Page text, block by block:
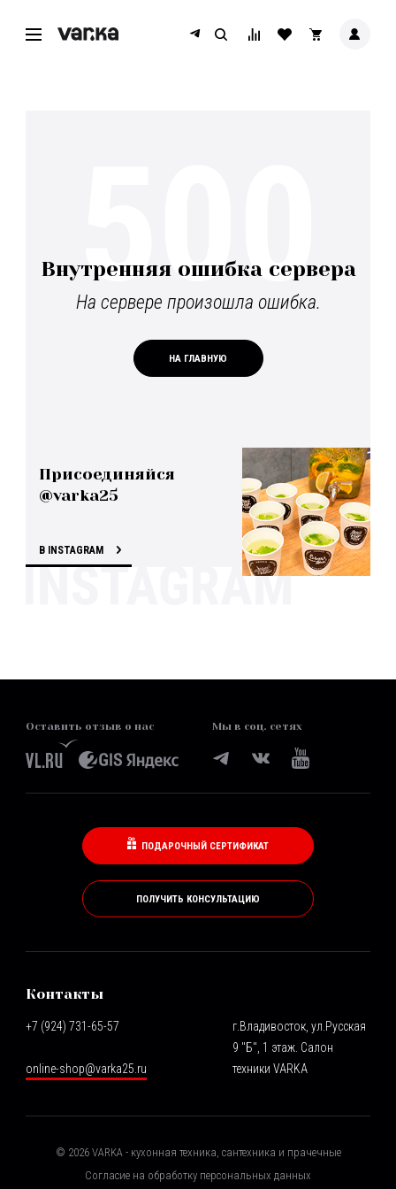
Внутренняя ошибка сервера
На сервере произошла ошибка.
НА ГЛАВНУЮ
500
Присоединяйся
@varka25
В INSTAGRAM
Оставить отзыв о нас Мы в соц. сетях
ПОДАРОЧНЫЙ СЕРТИФИКАТ
ПОЛУЧИТЬ КОНСУЛЬТАЦИЮ
Контакты
+7 (924) 731-65-57
online-shop@varka25.ru
г.Владивосток, ул.Русская
9 "Б", 1 этаж. Салон
техники VARKA
© 2026VARKA - кухонная техника, сантехника и прачечные
Согласие на обработку персональных данных